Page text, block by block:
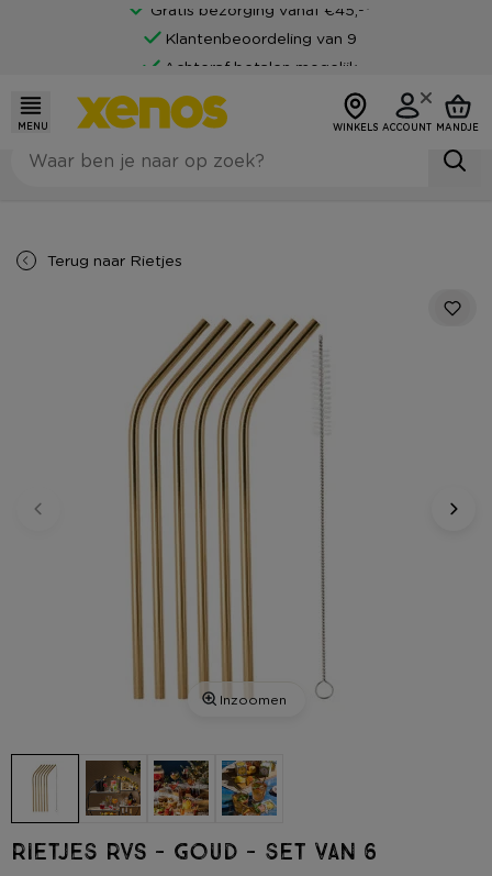
Gratis bezorging vanaf €45,-*
Klantenbeoordeling van 9
Achteraf betalen mogelijk
MENU WINKELS ACCOUNT MANDJE
Terug naar Rietjes
Inzoomen
Rietjes RVS - goud - set van 6